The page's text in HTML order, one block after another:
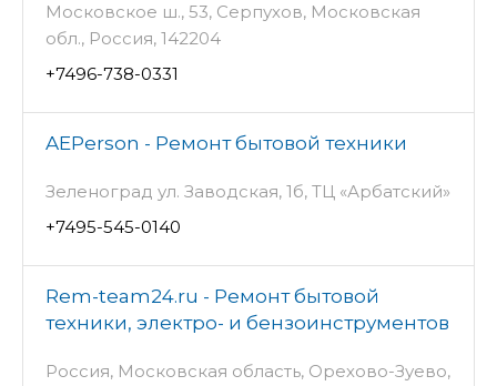
Московское ш., 53, Серпухов, Московская
обл., Россия, 142204
+7496-738-0331
AEPerson - Ремонт бытовой техники
Зеленоград ул. Заводская, 1б, ТЦ «Арбатский»
+7495-545-0140
Rem-team24.ru - Ремонт бытовой
техники, электро- и бензоинструментов
Россия, Московская область, Орехово-Зуево,